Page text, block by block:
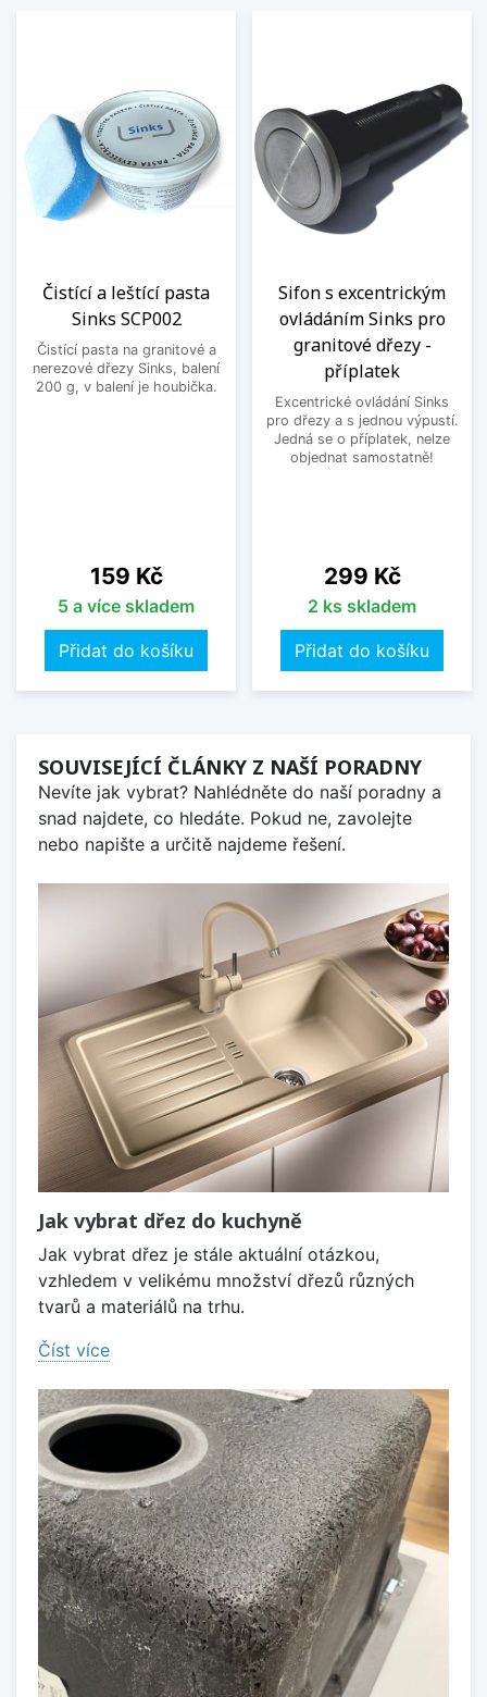
Čistící a leštící pasta
Sinks SCP002
Čistící pasta na granitové a
nerezové dřezy Sinks, balení
200 g, v balení je houbička.
Cena
159 Kč
5 a více skladem
Přidat do košíku
Sifon s excentrickým
ovládáním Sinks pro
granitové dřezy -
příplatek
Excentrické ovládání Sinks
pro dřezy a s jednou výpustí.
Jedná se o příplatek, nelze
objednat samostatně!
Cena
299 Kč
2 ks skladem
Přidat do košíku
SOUVISEJÍCÍ ČLÁNKY Z NAŠÍ PORADNY
Nevíte jak vybrat? Nahlédněte do naší poradny a
snad najdete, co hledáte. Pokud ne, zavolejte
nebo napište a určitě najdeme řešení.
Jak vybrat dřez do kuchyně
Jak vybrat dřez je stále aktuální otázkou,
vzhledem v velikému množství dřezů různých
tvarů a materiálů na trhu.
Číst více